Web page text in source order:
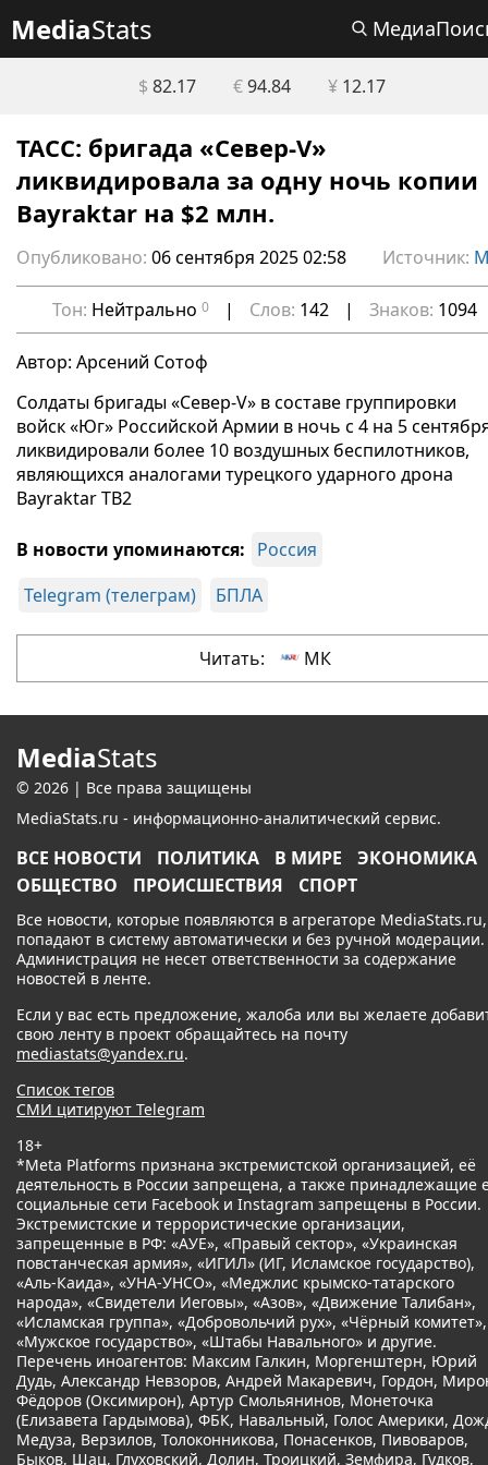
MediaStats
$ 82.17 €94.84 ¥12.17
ТАСС: бригада «Север-V»
ликвидировала за одну ночь копии
Bayraktar на $2 млн.
Опубликовано: 06 сентября 2025 02:58 Источник:
Тон: Нейтрально 0 | Слов: 142 | Знаков: 1094
Автор: Арсений Сотоф
Солдаты бригады «Север-V» в составе группировки
войск «Юг» Российской Армии в ночь с 4 на 5
ликвидировали более 10 воздушных беспилотников,
являющихся аналогами турецкого ударного дрона
Bayraktar TB2
В новости упоминаются: Россия
Telegram (телеграм)
БПЛА
Читать: МК
MediaStats
© 2026 | Все права защищены
MediaStats.ru - информационно-аналитический сервис.
ВСЕ НОВОСТИ ПОЛИТИКА В МИРЕ
ЭКОНОМИКА
ОБЩЕСТВО
ПРОИСШЕСТВИЯ СПОРТ
Все новости, которые появляются в агрегаторе MediaStats.ru,
попадают в систему автоматически и без ручной модерации.
Администрация не несет ответственности за содержание
новостей в ленте.
Если у вас есть предложение, жалоба или вы желаете
свою ленту в проект обращайтесь на почту
mediastats@yandex.ru.
Список тегов
СМИ цитируют Telegram
18+
*Meta Platforms признана экстремистской организацией, её
деятельность в России запрещена, а также принадлежащие
социальные сети Facebook и Instagram запрещены в России.
Экстремистские и террористические организации,
запрещенные в РФ: «АУЕ», «Правый сектор», «Украинская
повстанческая армия», «ИГИЛ» (ИГ, Исламское государство),
«Аль-Каида», «УНА-УНСО», «Меджлис крымско-татарского
народа», «Свидетели Иеговы», «Азов», «Движение Талибан»,
«Исламская группа», «Добровольчий рух», «Чёрный комитет»,
«Мужское государство», «Штабы Навального» и другие.
Перечень иноагентов: Максим Галкин, Моргенштерн, Юрий
Дудь, Александр Невзоров, Андрей Макаревич, Гордон,
Фёдоров (Оксимирон), Артур Смольянинов, Монеточка
(Елизавета Гардымова), ФБК, Навальный, Голос Америки,
Медуза, Верзилов, Толоконникова, Понасенков, Пивоваров,
Быков, Шац, Глуховский, Долин, Троицкий, Земфира, Гудков,